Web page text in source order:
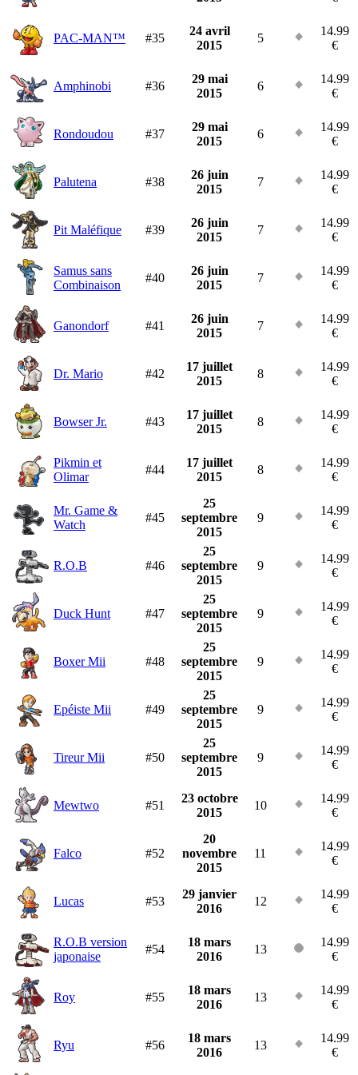
PAC-MAN™ #35
24 avril
2015
5
14.99
€
Amphinobi #36
29 mai
2015
6
14.99
€
Rondoudou #37
29 mai
2015
6
14.99
€
Palutena #38
26 juin
2015
7
14.99
€
Pit Maléfique #39
26 juin
2015
7
14.99
€
Samus sans
Combinaison
#40
26 juin
2015
7
14.99
€
Ganondorf #41
26 juin
2015
7
14.99
€
Dr. Mario #42
17 juillet
2015
8
14.99
€
Bowser Jr. #43
17 juillet
2015
8
14.99
€
Pikmin et
Olimar
#44
17 juillet
2015
8
14.99
€
Mr. Game &
Watch
#45
25
septembre
2015
9
14.99
€
R.O.B #46
25
septembre
2015
9
14.99
€
Duck Hunt #47
25
septembre
2015
9
14.99
€
Boxer Mii #48
25
septembre
2015
9
14.99
€
Epéiste Mii #49
25
septembre
2015
9
14.99
€
Tireur Mii #50
25
septembre
2015
9
14.99
€
Mewtwo #51
23 octobre
2015
10
14.99
€
Falco #52
20
novembre
2015
11
14.99
€
Lucas #53
29 janvier
2016
12
14.99
€
R.O.B version
japonaise
#54
18 mars
2016
13
14.99
€
Roy #55
18 mars
2016
13
14.99
€
Ryu #56
18 mars
2016
13
14.99
€